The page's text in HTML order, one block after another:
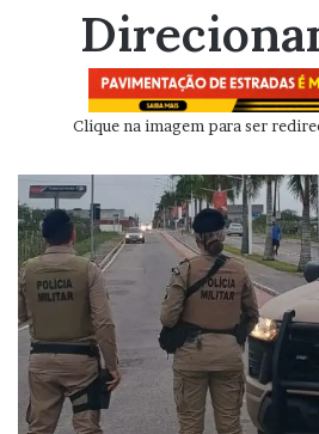
Clique na imagem para ser